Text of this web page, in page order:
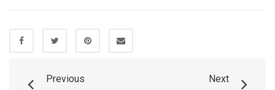
Previous Next